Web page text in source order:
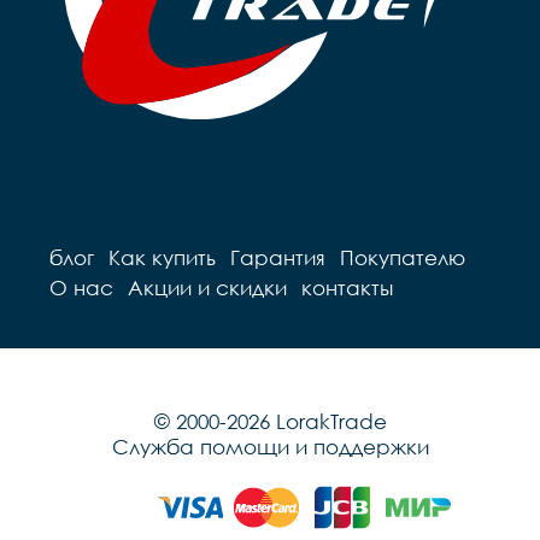
блог Как купить Гарантия
Покупателю
О нас
Акции и скидки контакты
© 2000-2026 LorakTrade
Служба помощи и поддержки